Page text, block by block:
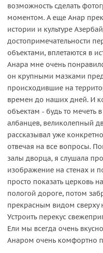
возможность сделать
моментом. А еще Анар
истории и культуре
достопримечательности
объектами, вплетаются в
Анара мне очень
он крупными мазками
происходившие на
времен до наших дней. И
объектам - будь то мечеть
албанцев, великолепный
рассказывал уже
отвечая на все вопросы.
залы дворца, я слушала
изображение на стенах и
просто показать церковь
пологой дороге, потом
прекрасным видом сверху
Устроить перекус
Ели мы всегда очень
Анаром очень комфортно